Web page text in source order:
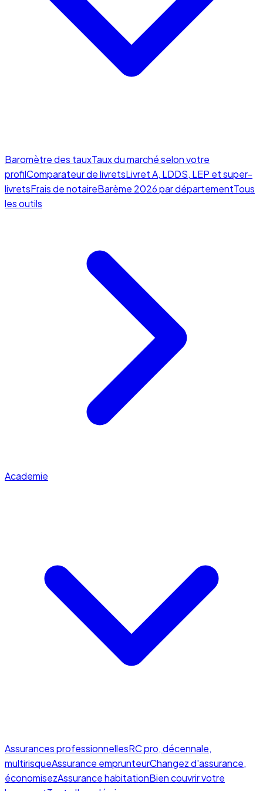
Baromètre des tauxTaux du marché selon votre
profilComparateur de livretsLivret A, LDDS, LEP et super-
livretsFrais de notaireBarème 2026 par départementTous
les outils
Academie
Assurances professionnellesRC pro, décennale,
multirisqueAssurance emprunteurChangez d'assurance,
économisezAssurance habitationBien couvrir votre